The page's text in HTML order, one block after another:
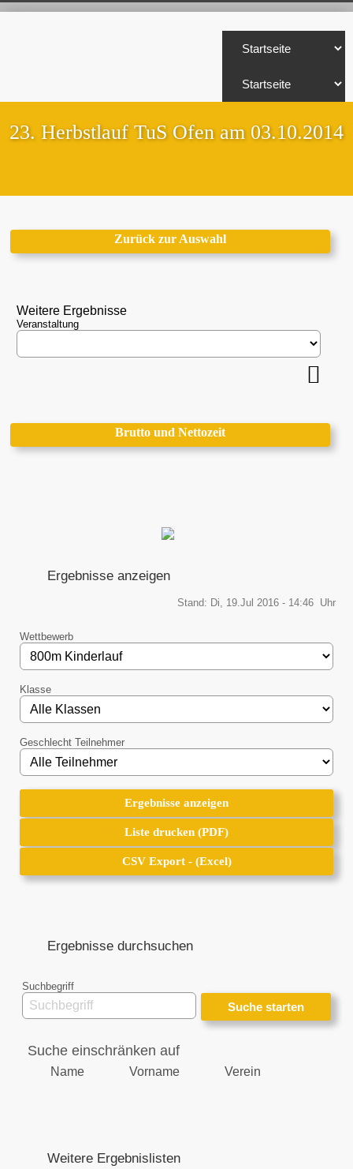
23. Herbstlauf TuS Ofen am 03.10.2014
Zurück zur Auswahl
Weitere Ergebnisse
Veranstaltung
Brutto und Nettozeit
Ergebnisse anzeigen
Stand: Di, 19.Jul 2016 - 14:46 Uhr
Wettbewerb
Klasse
Geschlecht Teilnehmer
Ergebnisse anzeigen
Ergebnisse anzeigen
Liste drucken (PDF)
Liste drucken (PDF)
CSV Export - (Excel)
CSV Export - (Excel)
Ergebnisse durchsuchen
Suchbegriff
Suche einschränken auf
Name Vorname Verein
Weitere Ergebnislisten